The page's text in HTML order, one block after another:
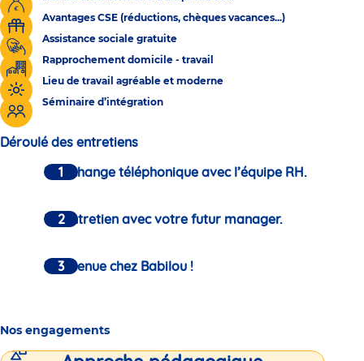
Avantages CSE (réductions, chèques vacances...)
Assistance sociale gratuite
Rapprochement domicile - travail
Lieu de travail agréable et moderne
Séminaire d’intégration
Déroulé des entretiens
Un échange téléphonique avec l’équipe RH.
Un entretien avec votre futur manager.
Bienvenue chez Babilou !
Nos engagements